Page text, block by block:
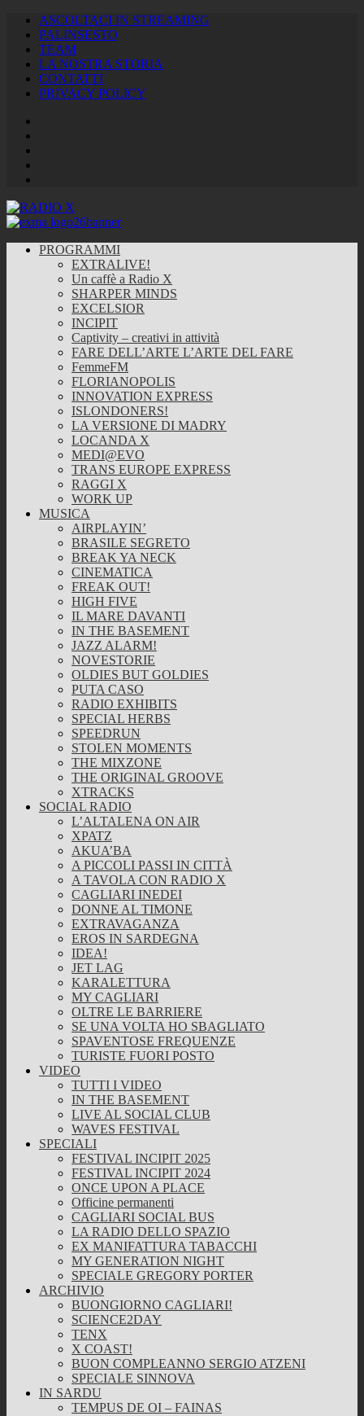
ASCOLTACI IN STREAMING
PALINSESTO
TEAM
LA NOSTRA STORIA
CONTATTI
PRIVACY POLICY
PROGRAMMI
EXTRALIVE!
Un caffè a Radio X
SHARPER MINDS
EXCELSIOR
INCIPIT
Captivity – creativi in attività
FARE DELL’ARTE L’ARTE DEL FARE
FemmeFM
FLORIANOPOLIS
INNOVATION EXPRESS
ISLONDONERS!
LA VERSIONE DI MADRY
LOCANDA X
MEDI@EVO
TRANS EUROPE EXPRESS
RAGGI X
WORK UP
MUSICA
AIRPLAYIN’
BRASILE SEGRETO
BREAK YA NECK
CINEMATICA
FREAK OUT!
HIGH FIVE
IL MARE DAVANTI
IN THE BASEMENT
JAZZ ALARM!
NOVESTORIE
OLDIES BUT GOLDIES
PUTA CASO
RADIO EXHIBITS
SPECIAL HERBS
SPEEDRUN
STOLEN MOMENTS
THE MIXZONE
THE ORIGINAL GROOVE
XTRACKS
SOCIAL RADIO
L’ALTALENA ON AIR
XPATZ
AKUA’BA
A PICCOLI PASSI IN CITTÀ
A TAVOLA CON RADIO X
CAGLIARI INEDEI
DONNE AL TIMONE
EXTRAVAGANZA
EROS IN SARDEGNA
IDEA!
JET LAG
KARALETTURA
MY CAGLIARI
OLTRE LE BARRIERE
SE UNA VOLTA HO SBAGLIATO
SPAVENTOSE FREQUENZE
TURISTE FUORI POSTO
VIDEO
TUTTI I VIDEO
IN THE BASEMENT
LIVE AL SOCIAL CLUB
WAVES FESTIVAL
SPECIALI
FESTIVAL INCIPIT 2025
FESTIVAL INCIPIT 2024
ONCE UPON A PLACE
Officine permanenti
CAGLIARI SOCIAL BUS
LA RADIO DELLO SPAZIO
EX MANIFATTURA TABACCHI
MY GENERATION NIGHT
SPECIALE GREGORY PORTER
ARCHIVIO
BUONGIORNO CAGLIARI!
SCIENCE2DAY
TENX
X COAST!
BUON COMPLEANNO SERGIO ATZENI
SPECIALE SINNOVA
IN SARDU
TEMPUS DE OI – FAINAS